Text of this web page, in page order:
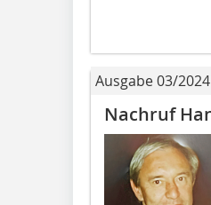
Ausgabe 03/2024
Nachruf